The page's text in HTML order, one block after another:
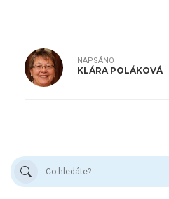
NAPSÁNO
KLÁRA POLÁKOVÁ